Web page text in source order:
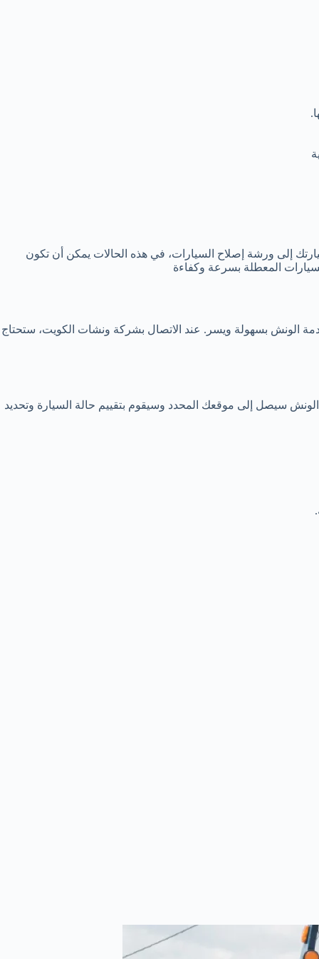
إلى ورشة إصلاح السيارات، في هذه الحالات يمكن أن تكون
المعطلة بسرعة وكفاءة
الونش بسهولة ويسر. عند الاتصال بشركة ونشات الكويت، ستحتاج
سيصل إلى موقعك المحدد وسيقوم بتقييم حالة السيارة وتحديد